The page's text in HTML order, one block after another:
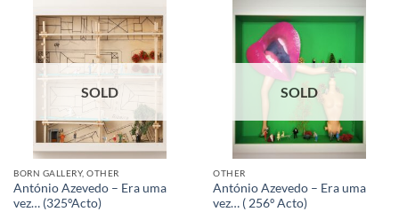
SOLD
BORN GALLERY, OTHER
António Azevedo – Era uma
vez… (325ºActo)
SOLD
OTHER
António Azevedo – Era uma
vez… ( 256º Acto)